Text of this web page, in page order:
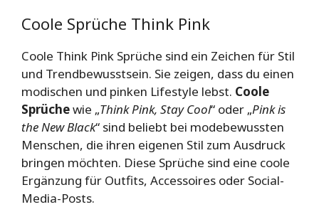
Coole Sprüche Think Pink
Coole Think Pink Sprüche sind ein Zeichen für Stil
und Trendbewusstsein. Sie zeigen, dass du einen
modischen und pinken Lifestyle lebst. Coole
Sprüchewie „Think Pink, Stay Cool“ oder „Pink is
the New Black“ sind beliebt bei modebewussten
Menschen, die ihren eigenen Stil zum Ausdruck
bringen möchten. Diese Sprüche sind eine coole
Ergänzung für Outfits, Accessoires oder Social-
Media-Posts.